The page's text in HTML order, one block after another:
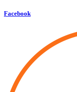
Facebook